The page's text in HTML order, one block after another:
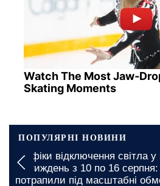
Watch The Most
Skating Moments
ПОПУЛЯРНІ НОВИНИ
Графіки відключення світла у
на тиждень з 10 по 16 серпня:
потрапили під масштабні